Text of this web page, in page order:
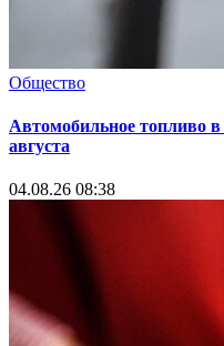
Общество
Автомобильное топливо
августа
04.08.26 08:38